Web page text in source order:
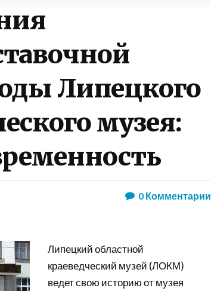
Липецкого
музея:
0Комментарии
Липецкий областной
краеведческий музей (ЛОКМ)
ведет свою историю от музея